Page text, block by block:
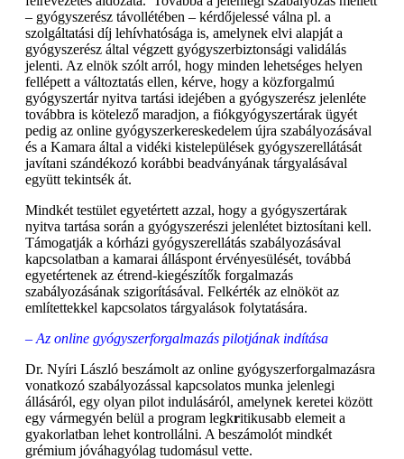
– gyógyszerész távollétében – kérdőjelessé válna pl. a
szolgáltatási díj lehívhatósága is, amelynek elvi alapját a
gyógyszerész által végzett gyógyszerbiztonsági validálás
jelenti. Az elnök szólt arról, hogy minden lehetséges helyen
fellépett a változtatás ellen, kérve, hogy a közforgalmú
gyógyszertár nyitva tartási idejében a gyógyszerész jelenléte
továbbra is kötelező maradjon, a fiókgyógyszertárak ügyét
pedig az online gyógyszerkereskedelem újra szabályozásával
és a Kamara által a vidéki kistelepülések gyógyszerellátását
javítani szándékozó korábbi beadványának tárgyalásával
együtt tekintsék át.
Mindkét testület egyetértett azzal, hogy a gyógyszertárak
nyitva tartása során a gyógyszerészi jelenlétet biztosítani kell.
Támogatják a kórházi gyógyszerellátás szabályozásával
kapcsolatban a kamarai álláspont érvényesülését, továbbá
egyetértenek az étrend-kiegészítők forgalmazás
szabályozásának szigorításával. Felkérték az elnököt az
említettekkel kapcsolatos tárgyalások folytatására.
– Az online gyógyszerforgalmazás pilotjának indítása
Dr. Nyíri László beszámolt az online gyógyszerforgalmazásra
vonatkozó szabályozással kapcsolatos munka jelenlegi
állásáról, egy olyan pilot indulásáról, amelynek keretei között
egy vármegyén belül a program legkritikusabb elemeit a
gyakorlatban lehet kontrollálni. A beszámolót mindkét
grémium jóváhagyólag tudomásul vette.